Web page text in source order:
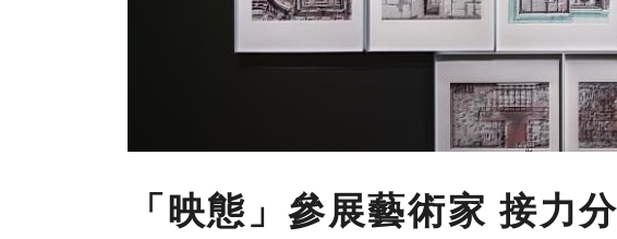
「映態」參展藝術家 接力